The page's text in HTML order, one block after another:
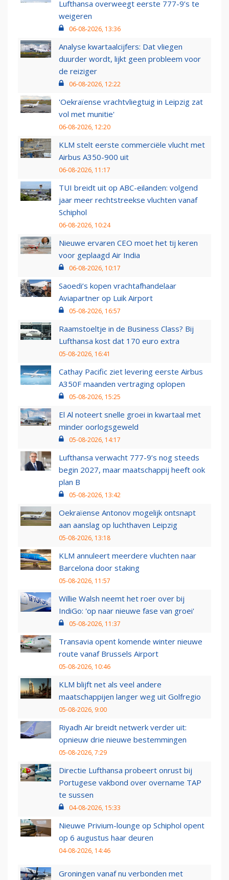
Lufthansa overweegt eerste 777-9’s te
weigeren
06-08-2026, 13:36
Analyse kwartaalcijfers: Dat vliegen
duurder wordt, lijkt geen probleem voor
de reiziger
06-08-2026, 12:22
'Oekraïense vrachtvliegtuig in Leipzig zat
vol met munitie'
06-08-2026, 12:20
KLM stelt eerste commerciële vlucht met
Airbus A350-900 uit
06-08-2026, 11:17
TUI breidt uit op ABC-eilanden: volgend
jaar meer rechtstreekse vluchten vanaf
Schiphol
06-08-2026, 10:24
Nieuwe ervaren CEO moet het tij keren
voor geplaagd Air India
06-08-2026, 10:17
Saoedi’s kopen vrachtafhandelaar
Aviapartner op Luik Airport
05-08-2026, 16:57
Raamstoeltje in de Business Class? Bij
Lufthansa kost dat 170 euro extra
05-08-2026, 16:41
Cathay Pacific ziet levering eerste Airbus
A350F maanden vertraging oplopen
05-08-2026, 15:25
El Al noteert snelle groei in kwartaal met
minder oorlogsgeweld
05-08-2026, 14:17
Lufthansa verwacht 777-9’s nog steeds
begin 2027, maar maatschappij heeft ook
plan B
05-08-2026, 13:42
Oekraïense Antonov mogelijk ontsnapt
aan aanslag op luchthaven Leipzig
05-08-2026, 13:18
KLM annuleert meerdere vluchten naar
Barcelona door staking
05-08-2026, 11:57
Willie Walsh neemt het roer over bij
IndiGo: 'op naar nieuwe fase van groei'
05-08-2026, 11:37
Transavia opent komende winter nieuwe
route vanaf Brussels Airport
05-08-2026, 10:46
KLM blijft net als veel andere
maatschappijen langer weg uit Golfregio
05-08-2026, 9:00
Riyadh Air breidt netwerk verder uit:
opnieuw drie nieuwe bestemmingen
05-08-2026, 7:29
Directie Lufthansa probeert onrust bij
Portugese vakbond over overname TAP
te sussen
04-08-2026, 15:33
Nieuwe Privium-lounge op Schiphol opent
op 6 augustus haar deuren
04-08-2026, 14:46
Groningen vanaf nu verbonden met